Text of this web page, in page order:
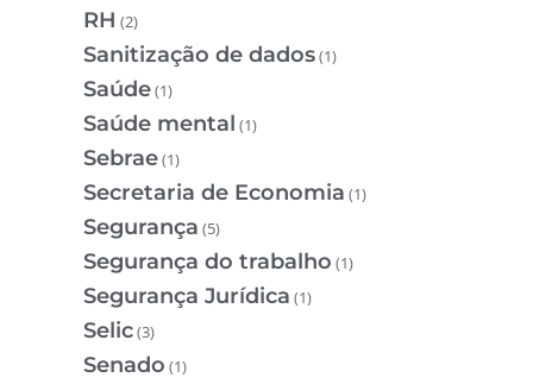
RH (2)
Sanitização de dados(1)
Saúde(1)
Saúde mental (1)
Sebrae(1)
Secretaria de Economia (1)
Segurança (5)
Segurança do trabalho (1)
Segurança Jurídica (1)
Selic(3)
Senado (1)